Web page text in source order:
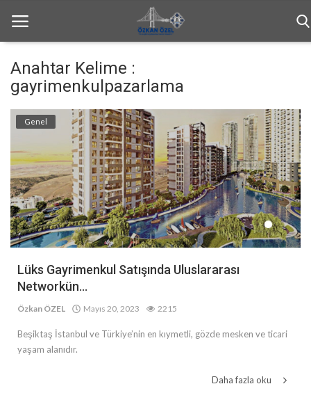
Anasayfa
Bilgilendirme
Haftalık Bülten
Genel
İletişim
Türkçe
Anahtar Kelime :
gayrimenkulpazarlama
Genel
Lüks Gayrimenkul Satışında Uluslararası
Networkün...
Özkan ÖZEL Mayıs 20, 2023 2215
Beşiktaş İstanbul ve Türkiye’nin en kıymetli, gözde mesken ve ticari
yaşam alanıdır.
Daha fazla oku